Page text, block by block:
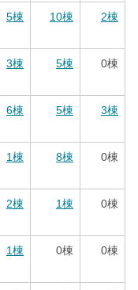
5棟 10棟 2棟
3棟 5棟 0棟
6棟 5棟 3棟
1棟 8棟 0棟
2棟 1棟 0棟
1棟 0棟 0棟